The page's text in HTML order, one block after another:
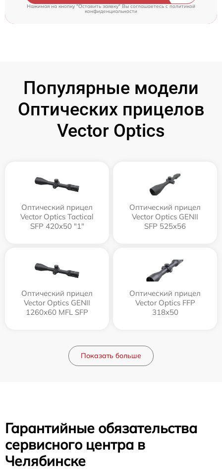
Нажимая на кнопку "Оставить заявку" Вы соглашаетесь cполитикой
конфиденциальности
Популярные модели
Оптических прицелов
Vector Optics
Оптический прицел
Vector Optics Tactical
SFP 420x50 "1"
Оптический прицел
Vector Optics GENII
SFP 525x56
Оптический прицел
Vector Optics GENII
1260x60 MFL SFP
Оптический прицел
Vector Optics FFP
318x50
Показать больше
Гарантийные обязательства
сервисного центра в
Челябинске